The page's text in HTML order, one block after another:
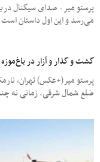
پرستو میر - صدای سیگنال
می‌رسد و این اول داستان
گشت و گذار و آزار در باغ‌موزه
پرستو میر(+عکس) تهران،
ضلع شمال شرقی. زمانی نه